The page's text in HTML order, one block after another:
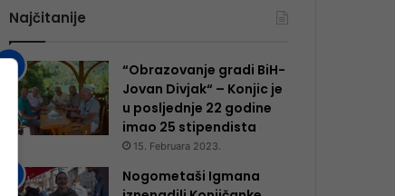
Najčitanije
“Obrazovanje gradi BiH-
Jovan Divjak“ – Konjic je
u posljednje 22 godine
imao 25 ​​stipendista
15. Februara 2023.
Nogometaši Igmana